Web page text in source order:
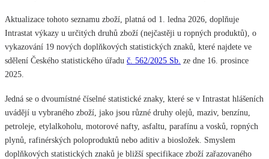
Aktualizace tohoto seznamu zboží, platná od 1. ledna 2026, doplňuje
Intrastat výkazy u určitých druhů zboží (nejčastěji u ropných produktů), o
vykazování 19 nových doplňkových statistických znaků, které najdete ve
sdělení Českého statistického úřadu č. 562/2025 Sb. ze dne 16. prosince
2025.
Jedná se o dvoumístné číselné statistické znaky, které se v Intrastat hlášeních
uvádějí u vybraného zboží, jako jsou různé druhy olejů, maziv, benzínu,
petroleje, etylalkoholu, motorové nafty, asfaltu, parafínu a vosků, ropných
plynů, rafinérských poloproduktů nebo aditiv a biosložek. Smyslem
doplňkových statistických znaků je bližší specifikace zboží zařazovaného